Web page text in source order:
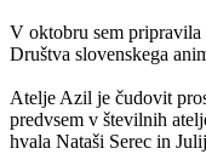
V oktobru sem
Društva slovenskega
Atelje Azil je čudovit
predvsem v številnih
hvala Nataši Serec in